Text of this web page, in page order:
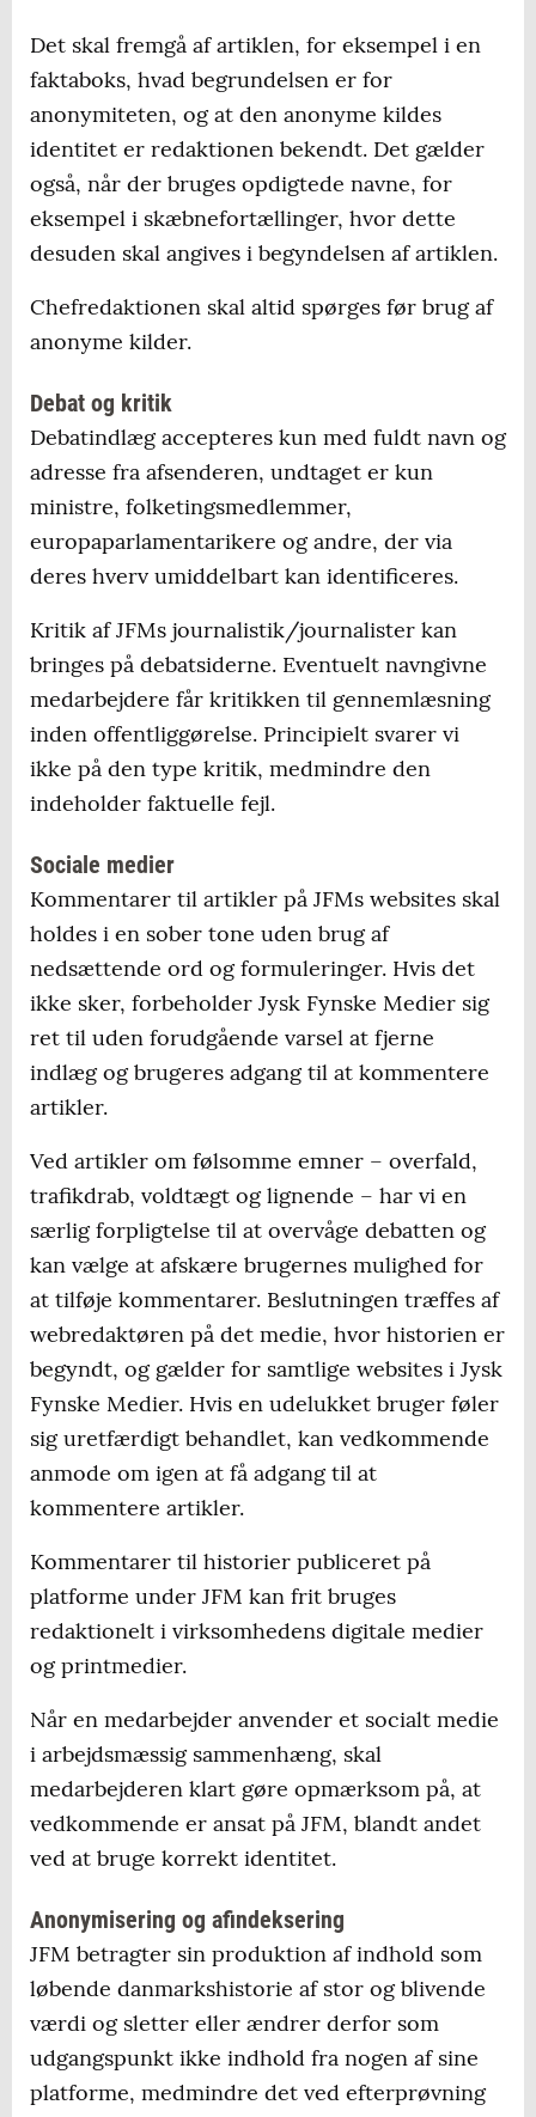
Det skal fremgå af artiklen, for eksempel i en
faktaboks, hvad begrundelsen er for
anonymiteten, og at den anonyme kildes
identitet er redaktionen bekendt. Det gælder
også, når der bruges opdigtede navne, for
eksempel i skæbnefortællinger, hvor dette
desuden skal angives i begyndelsen af artiklen.
Chefredaktionen skal altid spørges før brug af
anonyme kilder.
Debat og kritik
Debatindlæg accepteres kun med fuldt navn og
adresse fra afsenderen, undtaget er kun
ministre, folketingsmedlemmer,
europaparlamentarikere og andre, der via
deres hverv umiddelbart kan identificeres.
Kritik af JFMs journalistik/journalister kan
bringes på debatsiderne. Eventuelt navngivne
medarbejdere får kritikken til gennemlæsning
inden offentliggørelse. Principielt svarer vi
ikke på den type kritik, medmindre den
indeholder faktuelle fejl.
Sociale medier
Kommentarer til artikler på JFMs websites skal
holdes i en sober tone uden brug af
nedsættende ord og formuleringer. Hvis det
ikke sker, forbeholder Jysk Fynske Medier sig
ret til uden forudgående varsel at fjerne
indlæg og brugeres adgang til at kommentere
artikler.
Ved artikler om følsomme emner – overfald,
trafikdrab, voldtægt og lignende – har vi en
særlig forpligtelse til at overvåge debatten og
kan vælge at afskære brugernes mulighed for
at tilføje kommentarer. Beslutningen træffes af
webredaktøren på det medie, hvor historien er
begyndt, og gælder for samtlige websites i Jysk
Fynske Medier. Hvis en udelukket bruger føler
sig uretfærdigt behandlet, kan vedkommende
anmode om igen at få adgang til at
kommentere artikler.
Kommentarer til historier publiceret på
platforme under JFM kan frit bruges
redaktionelt i virksomhedens digitale medier
og printmedier.
Når en medarbejder anvender et socialt medie
i arbejdsmæssig sammenhæng, skal
medarbejderen klart gøre opmærksom på, at
vedkommende er ansat på JFM, blandt andet
ved at bruge korrekt identitet.
Anonymisering og afindeksering
JFM betragter sin produktion af indhold som
løbende danmarkshistorie af stor og blivende
værdi og sletter eller ændrer derfor som
udgangspunkt ikke indhold fra nogen af sine
platforme, medmindre det ved efterprøvning